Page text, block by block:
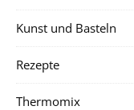
Kunst und Basteln
Rezepte
Thermomix